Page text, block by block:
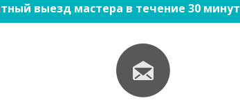
выезд мастера в течение 30 минут